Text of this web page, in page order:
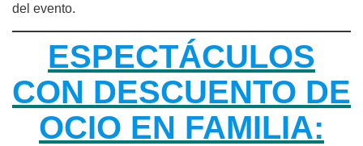
del evento.
ESPECTÁCULOS
CON DESCUENTO DE
OCIO EN FAMILIA: